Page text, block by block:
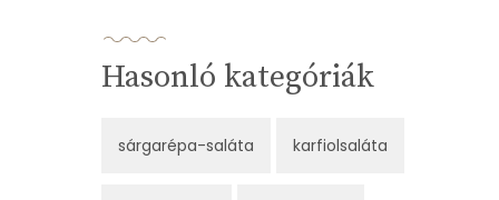
Hasonló kategóriák
sárgarépa-saláta karfiolsaláta